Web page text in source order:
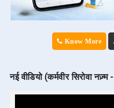
Know More
नई वीडियो (कर्मवीर सिरोवा नज़्म